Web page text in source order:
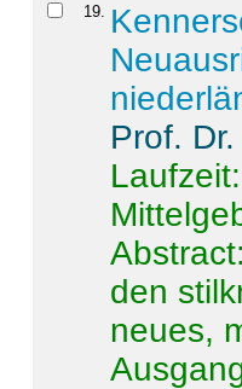
19
Prof.
Abstract:
den
neues,